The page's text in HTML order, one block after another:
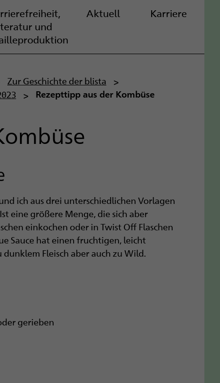
und
Aktuell Karriere
Zur Geschichte der blista
Rezepttipp aus der Kombüse
ich aus drei unterschiedlichen Vorlagen
eine größere Menge, die sich aber
einkochen oder in Twist Off Flaschen
Sauce hat einen fruchtigen, leicht
dunklem Fleisch aber auch zu Wild.
gerieben